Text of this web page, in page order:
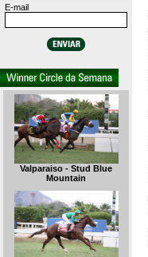
E-mail
Valparaiso - Stud Blue
Mountain